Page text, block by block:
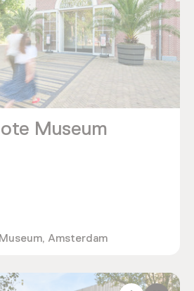
Museum
Amsterdam